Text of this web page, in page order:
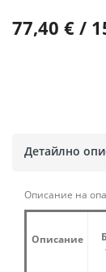
77,40 € /
Детайлно
Описание на
Описание